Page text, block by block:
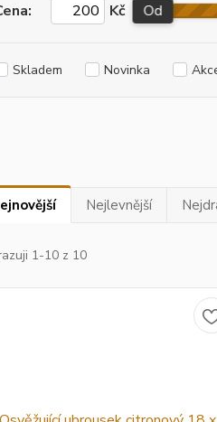
Kč Od
Skladem Novinka
Nejlevnější
1-10 z 10